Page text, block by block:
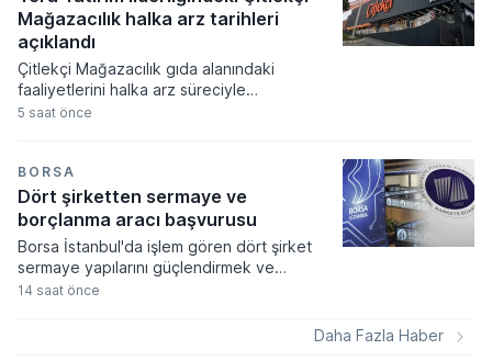
yükseliş kaydetti.
Mağazacılık halka arz tarihleri
açıklandı
Çitlekçi Mağazacılık gıda alanındaki
faaliyetlerini halka arz süreciyle
genişletirken, pay başına 78,70 TL fiyat
payların satışı sonucunda toplamda 2 milyar
872 milyon 550 bin TL tutarında bir arz
büyüklüğüne ulaşmayı hedefliyor.
5 saat önce
BORSA
Dört şirketten sermaye ve
borçlanma aracı başvurusu
Borsa İstanbul'da işlem gören dört şirket
sermaye yapılarını güçlendirmek ve
stratejik hedeflerine ulaşmak amacıyla
başvurularda bulundu. Kamuyu Aydınlatma
14 saat önce
Daha Fazla Haber